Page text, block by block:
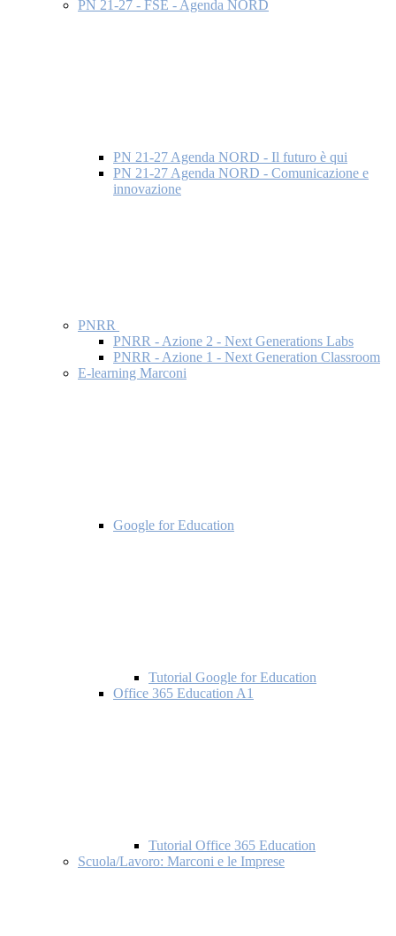
PN 21-27 - FSE - Agenda NORD
PN 21-27 Agenda NORD - Il futuro è qui
PN 21-27 Agenda NORD - Comunicazione e
innovazione
PNRR
PNRR - Azione 2 - Next Generations Labs
PNRR - Azione 1 - Next Generation Classroom
E-learning Marconi
Google for Education
Tutorial Google for Education
Office 365 Education A1
Tutorial Office 365 Education
Scuola/Lavoro: Marconi e le Imprese